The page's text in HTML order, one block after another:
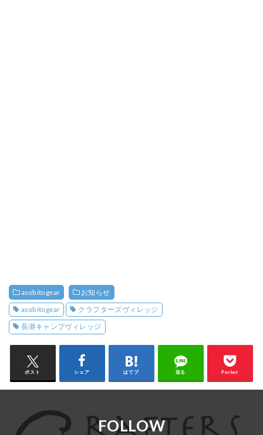
asobitogear お知らせ
asobitogear クラフターズヴィレッジ
長瀞キャンプヴィレッジ
ポスト シェア はてブ 送る Pocket
FOLLOW